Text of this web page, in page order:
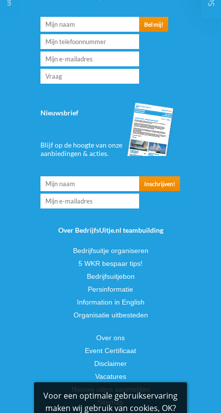
Nieuwsbrief
Blijf op de hoogte van onze
aanbiedingen & acties.
Over BedrijfsUitje.nl teambuilding
Bedrijfsuitje organiseren
5 WKR bespaar tips!
Bedrijfsuitjebon
Persinformatie
Information in English
Organisatie uitbesteden
Over ons
Event Certificaat
Disclaimer
Vacatures
Nieuwe uitjes aanmelden
Sitemap
Voor een optimale gebruikservaring
maken wij gebruik van cookies, OK?